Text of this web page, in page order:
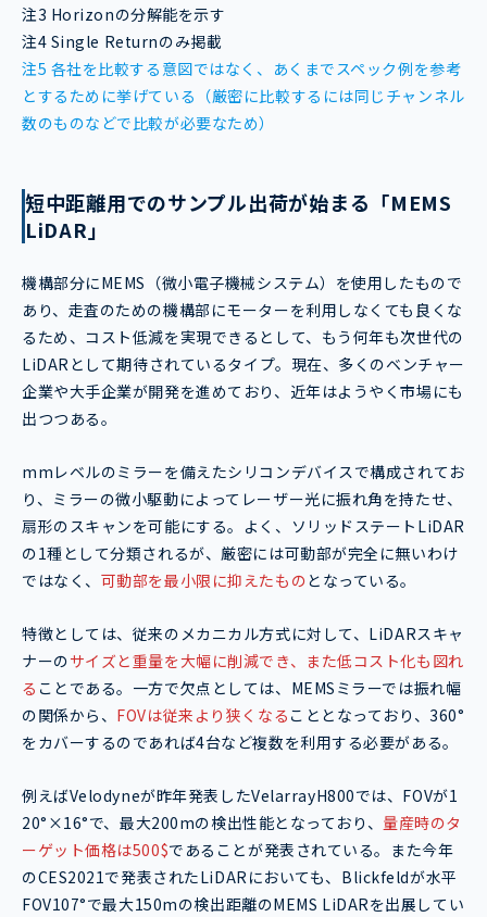
注3 Horizonの分解能を示す
注4 Single Returnのみ掲載
注5 各社を比較する意図ではなく、あくまでスペック例を参考
とするために挙げている（厳密に比較するには同じチャンネル
数のものなどで比較が必要なため）
短中距離用でのサンプル出荷が始まる「MEMS
LiDAR」
機構部分にMEMS（微小電子機械システム）を使用したもので
あり、走査のための機構部にモーターを利用しなくても良くな
るため、コスト低減を実現できるとして、もう何年も次世代の
LiDARとして期待されているタイプ。現在、多くのベンチャー
企業や大手企業が開発を進めており、近年はようやく市場にも
出つつある。
mmレベルのミラーを備えたシリコンデバイスで構成されてお
り、ミラーの微小駆動によってレーザー光に振れ角を持たせ、
扇形のスキャンを可能にする。よく、ソリッドステートLiDAR
の1種として分類されるが、厳密には可動部が完全に無いわけ
ではなく、 可動部を最小限に抑えたものとなっている。
特徴としては、従来のメカニカル方式に対して、LiDARスキャ
ナーのサイズと重量を大幅に削減でき、また低コスト化も図れ
る ことである。一方で欠点としては、MEMSミラーでは振れ幅
の関係から、 FOVは従来より狭くなる こととなっており、360°
をカバーするのであれば4台など複数を利用する必要がある。
例えばVelodyneが昨年発表したVelarrayH800では、FOVが1
20°×16°で、最大200mの検出性能となっており、 量産時のタ
ーゲット価格は500$であることが発表されている。また今年
のCES2021で発表されたLiDARにおいても、Blickfeldが水平
FOV107°で最大150mの検出距離のMEMS LiDARを出展してい